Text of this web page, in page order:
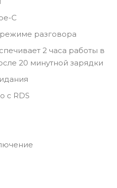
C
разговора
2 часа работы в
20 минутной зарядки
с RDS